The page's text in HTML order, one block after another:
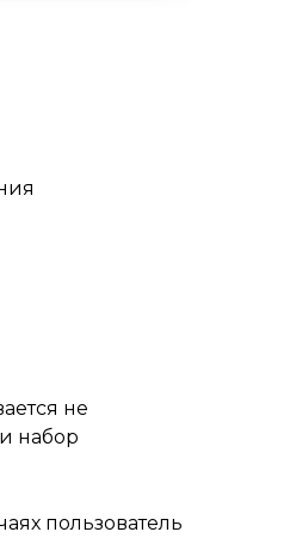
не
набор
пользователь